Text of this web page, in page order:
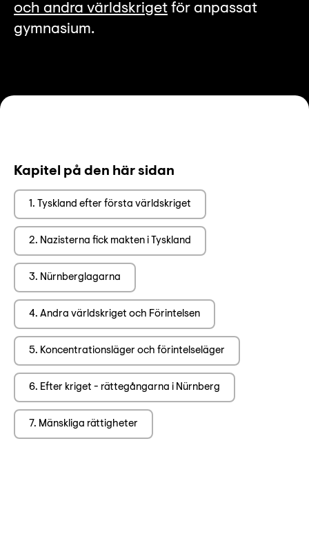
och andra världskriget för anpassat
gymnasium.
Kapitel på den här sidan
1. Tyskland efter första världskriget
2. Nazisterna fick makten i Tyskland
3. Nürnberglagarna
4. Andra världskriget och Förintelsen
5. Koncentrationsläger och förintelseläger
6. Efter kriget - rättegångarna i Nürnberg
7. Mänskliga rättigheter